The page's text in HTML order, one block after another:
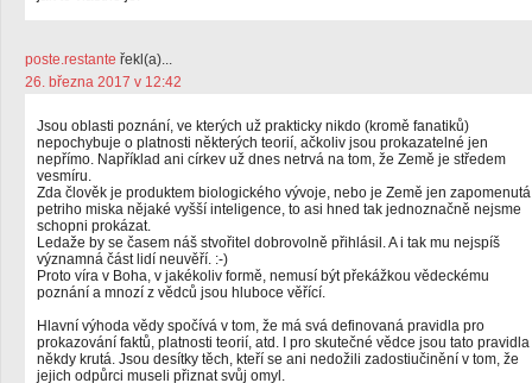
poste.restante řekl(a)...
26. března 2017 v 12:42
Jsou oblasti poznání, ve kterých už prakticky nikdo (kromě fanatiků)
nepochybuje o platnosti některých teorií, ačkoliv jsou prokazatelné jen
nepřímo. Například ani církev už dnes netrvá na tom, že Země je středem
vesmíru.
Zda člověk je produktem biologického vývoje, nebo je Země jen zapomenutá
petriho miska nějaké vyšší inteligence, to asi hned tak jednoznačně nejsme
schopni prokázat.
Ledaže by se časem náš stvořitel dobrovolně přihlásil. A i tak mu nejspíš
významná část lidí neuvěří. :-)
Proto víra v Boha, v jakékoliv formě, nemusí být překážkou vědeckému
poznání a mnozí z vědců jsou hluboce věřící.
Hlavní výhoda vědy spočívá v tom, že má svá definovaná pravidla pro
prokazování faktů, platnosti teorií, atd. I pro skutečné vědce jsou tato pravidla
někdy krutá. Jsou desítky těch, kteří se ani nedožili zadostiučinění v tom, že
jejich odpůrci museli přiznat svůj omyl.